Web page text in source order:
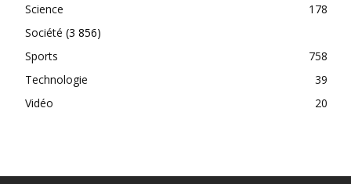
Science
178
Société (3 856)
Sports
758
Technologie
39
Vidéo
20